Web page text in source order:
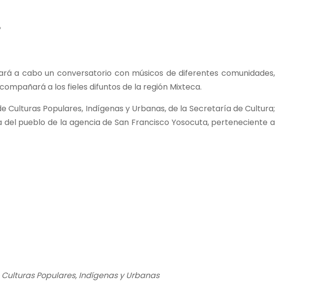
a cabo un conversatorio con músicos de diferentes comunidades,
a los fieles difuntos de la región Mixteca.
Culturas Populares, Indígenas y Urbanas, de la Secretaría de Cultura;
del pueblo de la agencia de San Francisco Yosocuta, perteneciente a
Populares, Indígenas y Urbanas